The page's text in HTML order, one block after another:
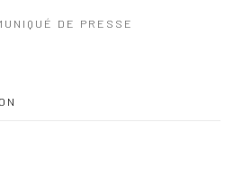
DE PRESSE